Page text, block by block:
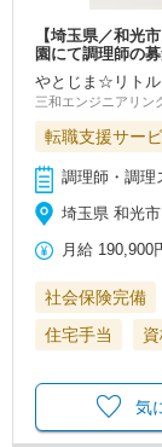
【埼玉県／和光
園にて調理師の
やとじま☆リトル
三和エンジニアリン
転職支援サー
調理師・調理
埼玉県 和光
月給 190,900
社会保険完備
住宅手当
気